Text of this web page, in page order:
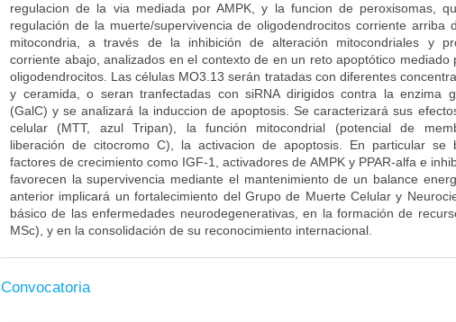
regulacion de la via mediada por AMPK, y la funcion de peroxisomas,
regulación de la muerte/supervivencia de oligodendrocitos corriente arriba
mitocondria, a través de la inhibición de alteración mitocondriales y
corriente abajo, analizados en el contexto de en un reto apoptótico mediado
oligodendrocitos. Las células MO3.13 serán tratadas con diferentes
y ceramida, o seran tranfectadas con siRNA dirigidos contra la enzima
(GalC) y se analizará la induccion de apoptosis. Se caracterizará sus
celular (MTT, azul Tripan), la función mitocondrial (potencial de
liberación de citocromo C), la activacion de apoptosis. En particular se
factores de crecimiento como IGF-1, activadores de AMPK y PPAR-alfa e
favorecen la supervivencia mediante el mantenimiento de un balance
anterior implicará un fortalecimiento del Grupo de Muerte Celular y
básico de las enfermedades neurodegenerativas, en la formación de
MSc), y en la consolidación de su reconocimiento internacional.
Convocatoria